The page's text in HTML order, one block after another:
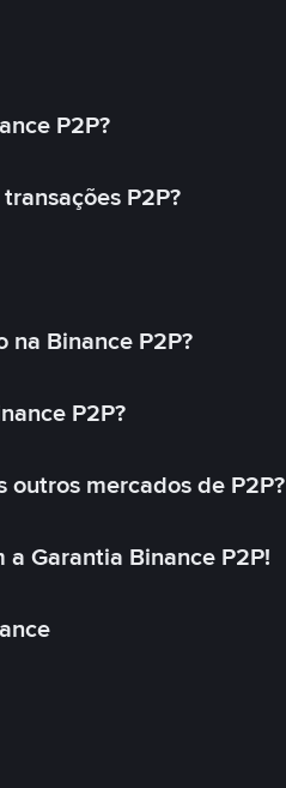
P2P?
P2P?
Binance P2P?
P2P?
outros mercados de P2P?
Garantia Binance P2P!